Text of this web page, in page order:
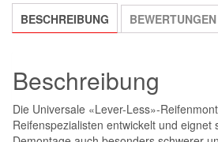
BESCHREIBUNG
Beschreibung
Die Universale «Lever-Less»-
Reifenspezialisten entwickelt und eignet